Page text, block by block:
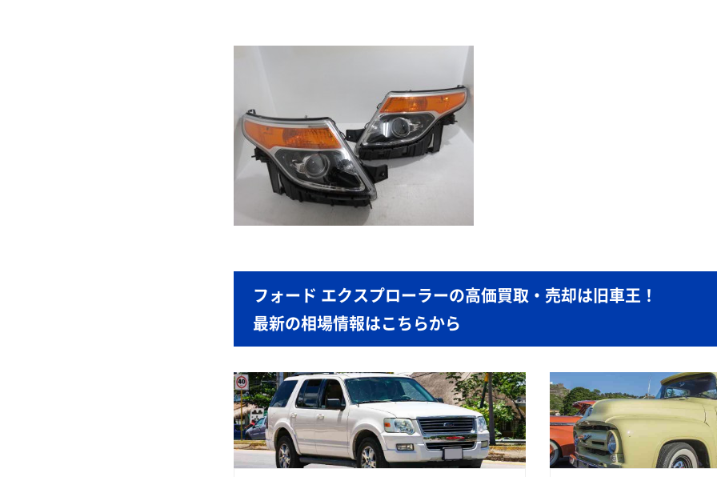
フォード エクスプローラーの高価買取・売却は旧車王！
最新の相場情報はこちらから